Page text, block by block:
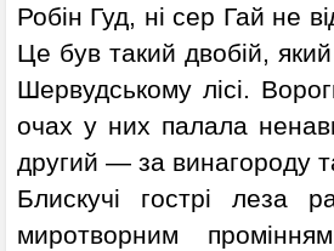
Робін Гуд, ні сер Гай не
Це був такий двобій,
Шервудському лісі.
очах у них палала
другий — за винагороду
Блискучі гострі леза
миротворним